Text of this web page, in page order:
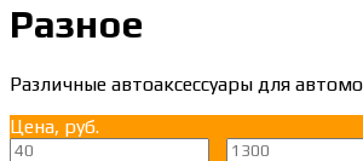
Разное
Различные автоаксессуары для
Цена, руб.